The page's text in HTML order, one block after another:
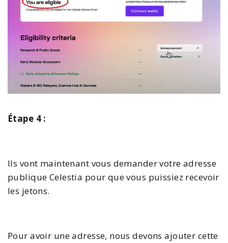
Étape 4 :
Ils vont maintenant vous demander votre adresse
publique Celestia pour que vous puissiez recevoir
les jetons.
Pour avoir une adresse, nous devons ajouter cette